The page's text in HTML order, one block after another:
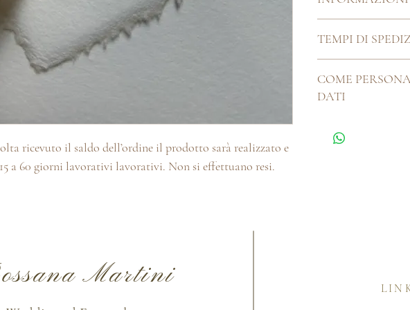
ricevuto il saldo dell’ordine il prodotto sarà realizzato e
a 60 giorni lavorativi lavorativi. Non si effettuano resi.
TEMPI DI
artigianalmente, ha
Pertanto i nostri
la chatbox o la
COME
DATI
l'ordine, puoi
Martini